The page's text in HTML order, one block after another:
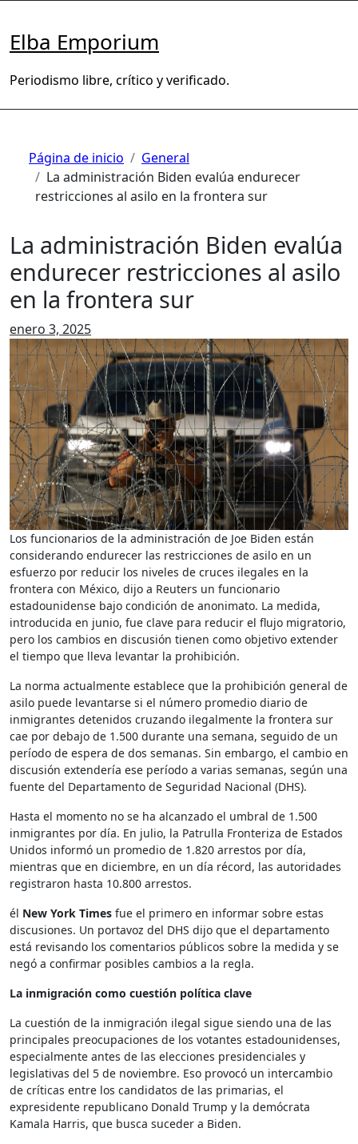
contenido
Elba Emporium
Periodismo libre, crítico y verificado.
Página de inicio
General
La administración Biden evalúa endurecer
restricciones al asilo en la frontera sur
La administración Biden evalúa
endurecer restricciones al asilo
en la frontera sur
enero 3, 2025
Los funcionarios de la administración de Joe Biden están
considerando endurecer las restricciones de asilo en un
esfuerzo por reducir los niveles de cruces ilegales en la
frontera con México, dijo a Reuters un funcionario
estadounidense bajo condición de anonimato. La medida,
introducida en junio, fue clave para reducir el flujo migratorio,
pero los cambios en discusión tienen como objetivo extender
el tiempo que lleva levantar la prohibición.
La norma actualmente establece que la prohibición general de
asilo puede levantarse si el número promedio diario de
inmigrantes detenidos cruzando ilegalmente la frontera sur
cae por debajo de 1.500 durante una semana, seguido de un
período de espera de dos semanas. Sin embargo, el cambio en
discusión extendería ese período a varias semanas, según una
fuente del Departamento de Seguridad Nacional (DHS).
Hasta el momento no se ha alcanzado el umbral de 1.500
inmigrantes por día. En julio, la Patrulla Fronteriza de Estados
Unidos informó un promedio de 1.820 arrestos por día,
mientras que en diciembre, en un día récord, las autoridades
registraron hasta 10.800 arrestos.
él New York Times fue el primero en informar sobre estas
discusiones. Un portavoz del DHS dijo que el departamento
está revisando los comentarios públicos sobre la medida y se
negó a confirmar posibles cambios a la regla.
La inmigración como cuestión política clave
La cuestión de la inmigración ilegal sigue siendo una de las
principales preocupaciones de los votantes estadounidenses,
especialmente antes de las elecciones presidenciales y
legislativas del 5 de noviembre. Eso provocó un intercambio
de críticas entre los candidatos de las primarias, el
expresidente republicano Donald Trump y la demócrata
Kamala Harris, que busca suceder a Biden.